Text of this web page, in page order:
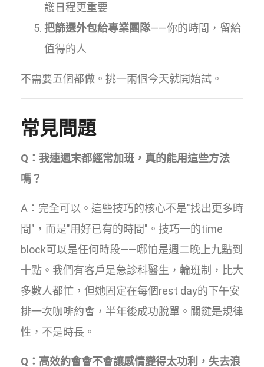
護日程更重要
把篩選外包給專業團隊——你的時間，留給
值得的人
不需要五個都做。挑一兩個今天就開始試。
常見問題
Q：我連週末都經常加班，真的能用這些方法
嗎？
A：完全可以。這些技巧的核心不是"找出更多時
間"，而是"用好已有的時間"。技巧一的time
block可以是任何時段——哪怕是週二晚上九點到
十點。我們有客戶是急診科醫生，輪班制，比大
多數人都忙，但她固定在每個rest day的下午安
排一次咖啡約會，半年後成功脫單。關鍵是規律
性，不是時長。
Q：高效約會會不會讓感情變得太功利，失去浪